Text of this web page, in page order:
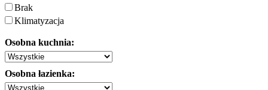
Brak
Klimatyzacja
Osobna kuchnia:
Osobna łazienka: